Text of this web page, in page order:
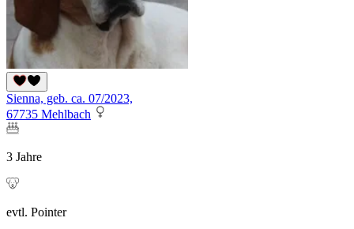
Sienna, geb. ca. 07/2023,
67735 Mehlbach
3 Jahre
evtl. Pointer